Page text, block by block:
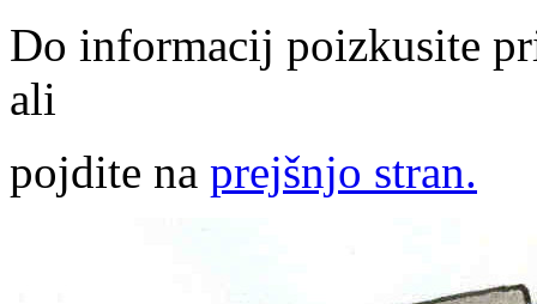
Do informacij poizkusite
ali
pojdite na prejšnjo stran.